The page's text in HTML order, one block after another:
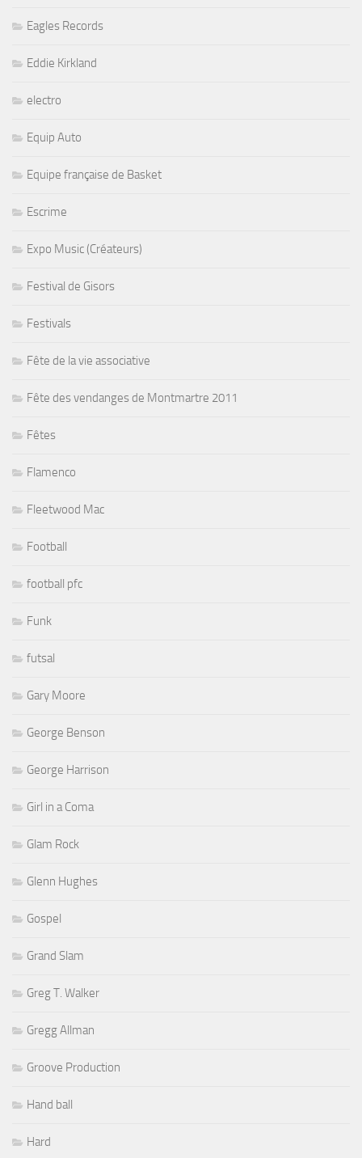
Eagles Records
Eddie Kirkland
electro
Equip Auto
Equipe française de Basket
Escrime
Expo Music (Créateurs)
Festival de Gisors
Festivals
Fête de la vie associative
Fête des vendanges de Montmartre 2011
Fêtes
Flamenco
Fleetwood Mac
Football
football pfc
Funk
futsal
Gary Moore
George Benson
George Harrison
Girl in a Coma
Glam Rock
Glenn Hughes
Gospel
Grand Slam
Greg T. Walker
Gregg Allman
Groove Production
Hand ball
Hard